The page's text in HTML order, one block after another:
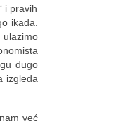
i pravih
ikada.
ulazimo
dugo
izgleda
već